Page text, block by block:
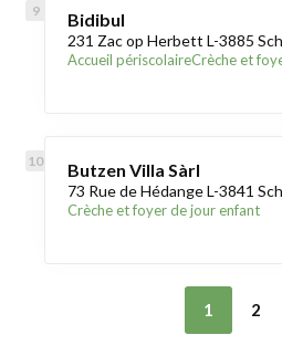
Bidibul
231 Zac op Herbett L-3885
Accueil périscolaireCrèche et
Butzen Villa Sàrl
73 Rue de Hédange L-3841
Crèche et foyer de jour enfant
1 2